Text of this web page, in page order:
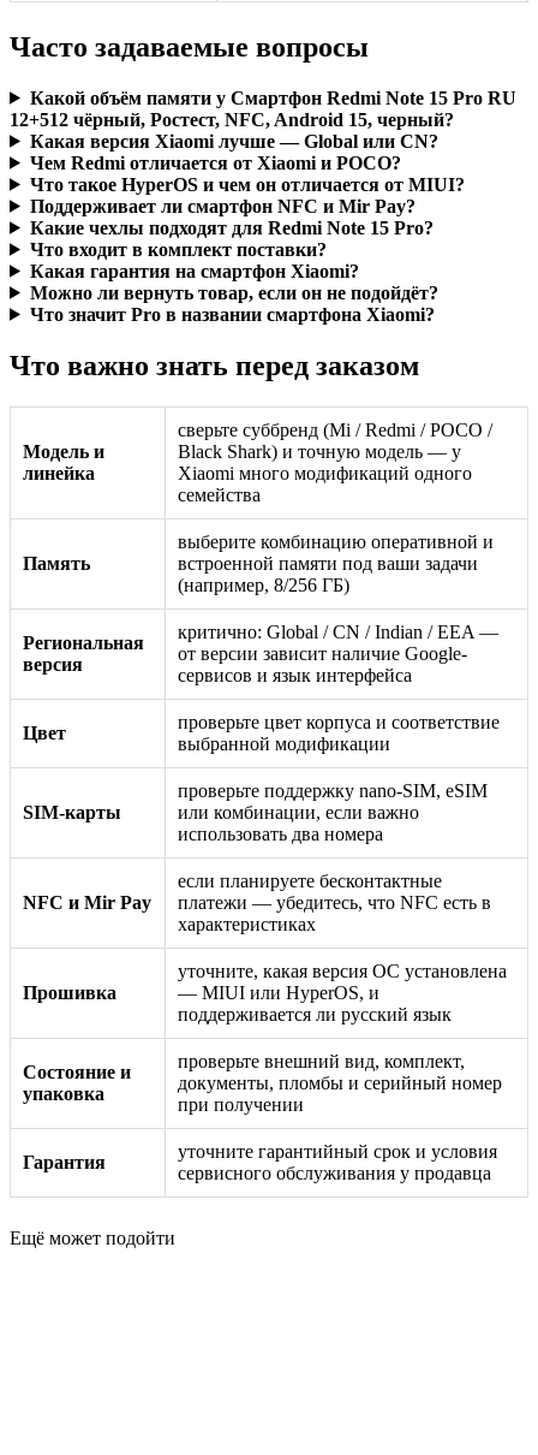
Часто задаваемые вопросы
Какой объём памяти у Смартфон Redmi Note 15 Pro RU
12+512 чёрный, Ростест, NFC, Android 15, черный?
Какая версия Xiaomi лучше — Global или CN?
Чем Redmi отличается от Xiaomi и POCO?
Что такое HyperOS и чем он отличается от MIUI?
Поддерживает ли смартфон NFC и Mir Pay?
Какие чехлы подходят для Redmi Note 15 Pro?
Что входит в комплект поставки?
Какая гарантия на смартфон Xiaomi?
Можно ли вернуть товар, если он не подойдёт?
Что значит Pro в названии смартфона Xiaomi?
Что важно знать перед заказом
Модель и
линейка
сверьте суббренд (Mi / Redmi / POCO /
Black Shark) и точную модель — у
Xiaomi много модификаций одного
семейства
Память
выберите комбинацию оперативной и
встроенной памяти под ваши задачи
(например, 8/256 ГБ)
Региональная
версия
критично: Global / CN / Indian / EEA —
от версии зависит наличие Google-
сервисов и язык интерфейса
Цвет
проверьте цвет корпуса и соответствие
выбранной модификации
SIM-карты
проверьте поддержку nano-SIM, eSIM
или комбинации, если важно
использовать два номера
NFC и Mir Pay
если планируете бесконтактные
платежи — убедитесь, что NFC есть в
характеристиках
Прошивка
уточните, какая версия ОС установлена
— MIUI или HyperOS, и
поддерживается ли русский язык
Состояние и
упаковка
проверьте внешний вид, комплект,
документы, пломбы и серийный номер
при получении
Гарантия
уточните гарантийный срок и условия
сервисного обслуживания у продавца
Ещё может подойти